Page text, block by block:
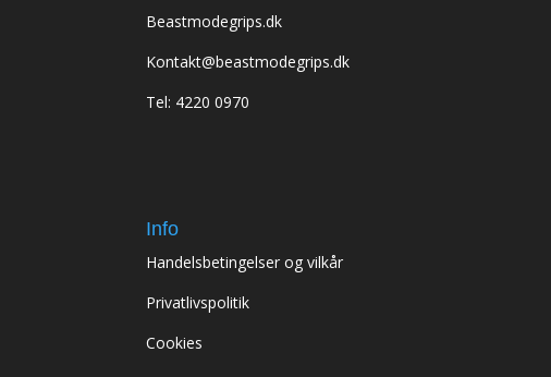
Beastmodegrips.dk
Kontakt@beastmodegrips.dk
Tel: 4220 0970
Info
Handelsbetingelser og vilkår
Privatlivspolitik
Cookies